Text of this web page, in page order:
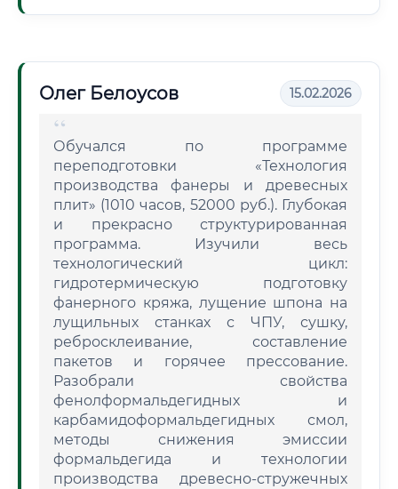
Олег Белоусов 15.02.2026
Обучался по программе
переподготовки «Технология
производства фанеры и древесных
плит» (1010 часов, 52000 руб.). Глубокая
и прекрасно структурированная
программа. Изучили весь
технологический цикл:
гидротермическую подготовку
фанерного кряжа, лущение шпона на
лущильных станках с ЧПУ, сушку,
ребросклеивание, составление
пакетов и горячее прессование.
Разобрали свойства
фенолформальдегидных и
карбамидоформальдегидных смол,
методы снижения эмиссии
формальдегида и технологии
производства древесно-стружечных